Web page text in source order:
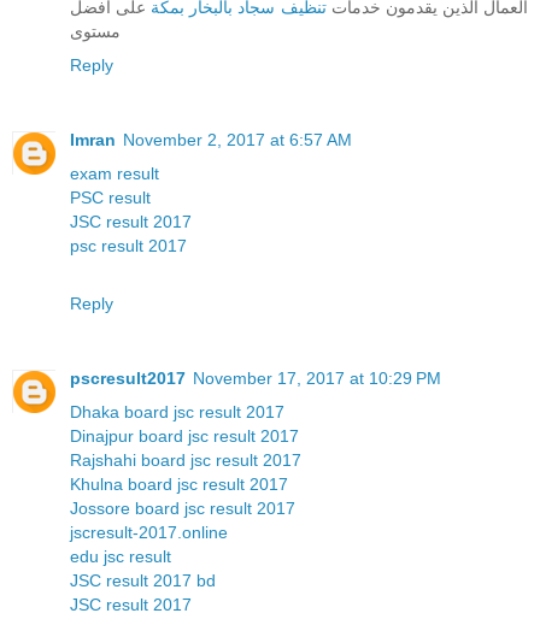
العمال الذين يقدمون خدماتتنظيف سجاد بالبخار بمكة على افضل
مستوى
Reply
Imran November 2, 2017 at 6:57 AM
exam result
PSC result
JSC result 2017
psc result 2017
Reply
pscresult2017 November 17, 2017 at 10:29 PM
Dhaka board jsc result 2017
Dinajpur board jsc result 2017
Rajshahi board jsc result 2017
Khulna board jsc result 2017
Jossore board jsc result 2017
jscresult-2017.online
edu jsc result
JSC result 2017 bd
JSC result 2017